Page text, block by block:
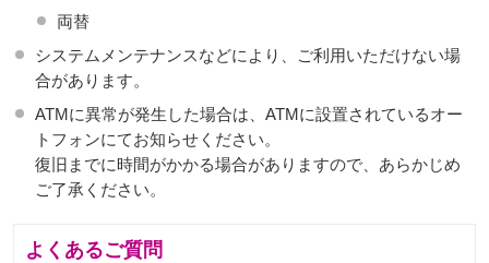
両替
システムメンテナンスなどにより、ご利用いただけない場
合があります。
ATMに異常が発生した場合は、ATMに設置されているオー
トフォンにてお知らせください。
復旧までに時間がかかる場合がありますので、あらかじめ
ご了承ください。
よくあるご質問